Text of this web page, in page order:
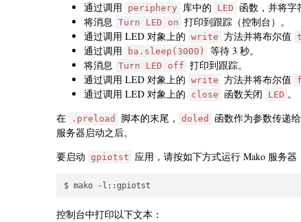
通过调用
periphery 库中的 LED 函数，并将字
将消息 Turn LED on 打印到跟踪（控制台）。
通过调用 LED 对象上的 write 方法并将布尔值
通过调用
ba.sleep(3000)
等待 3 秒。
将消息 Turn LED off 打印到跟踪。
通过调用 LED 对象上的 write 方法并将布尔值
通过调用 LED 对象上的
close 函数关闭 LED 。
在
.preload 脚本的末尾， doled 函数作为参数传递给
服务器启动之后。
要启动 gpiotst 应用，请按如下方式运行 Mako 服务器
控制台中打印以下文本：